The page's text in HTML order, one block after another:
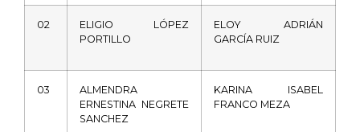
02 ELIGIO
LÓPEZ
PORTILLO
ELOY
ADRIÁN
GARCÍA RUIZ
03
ALMENDRA
ERNESTINA NEGRETE
SANCHEZ
KARINA
ISABEL
FRANCO MEZA